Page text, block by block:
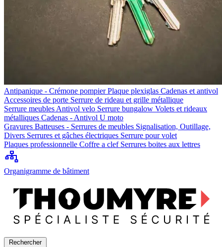
Antipanique - Crémone pompierPlaque plexiglas Cadenas et antivol
Accessoires de porte Serrure de rideau et grille métallique
Serrure meubles Antivol velo Serrure bungalow Volets et rideaux
métalliques Cadenas - Antivol U moto
Gravures Batteuses - Serrures de meubles Signalisation, Outillage,
Divers Serrures et gâches électriques Serrure pour volet
Plaques professionnelle Coffre a clef Serrures boites aux lettres
Organigramme de bâtiment
Rechercher